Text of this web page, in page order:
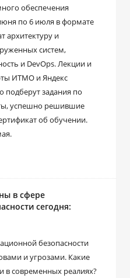
обеспечения
по 6 июля в формате
архитектуру и
систем,
и DevOps. Лекции и
ИТМО и Яндекс
подберут задания по
успешно решившие
об обучении.
в сфере
сегодня:
безопасности
и угрозами. Какие
в современных реалиях?